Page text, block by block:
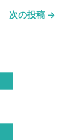
次の投稿 →